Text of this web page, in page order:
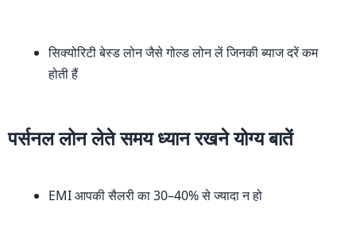
सिक्योरिटी बेस्ड लोन जैसे गोल्ड लोन लें जिनकी ब्याज दरें कम
होती हैं
पर्सनल लोन लेते समय ध्यान रखने योग्य बातें
EMI आपकी सैलरी का 30–40% से ज्यादा न हो